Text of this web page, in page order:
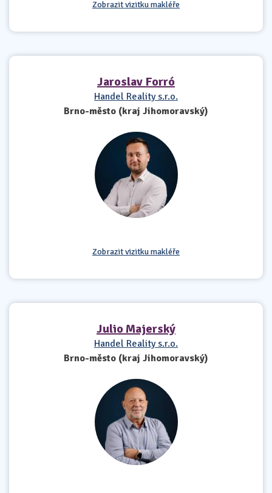
Zobrazit vizitku makléře
Jaroslav Forró
Handel Reality s.r.o.
Brno-město (kraj Jihomoravský)
Zobrazit vizitku makléře
Julio Majerský
Handel Reality s.r.o.
Brno-město (kraj Jihomoravský)